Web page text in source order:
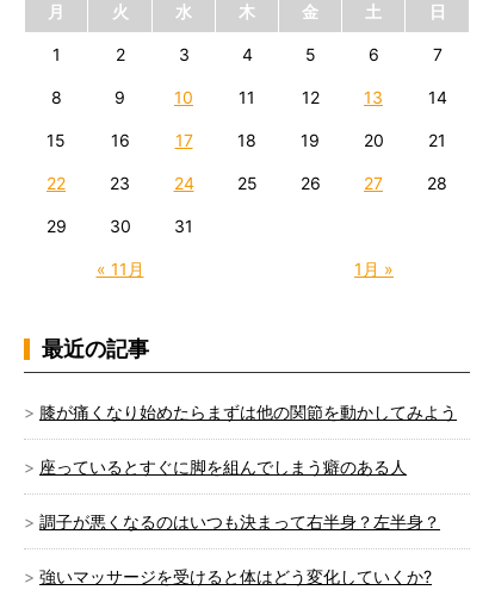
月
火 水 木 金 土 日
« 11月 1月 »
1 2 3 4 5 6 7
8 9 10 11 12 13 14
15 16 17 18 19 20 21
22 23 24 25 26 27 28
29 30 31
最近の記事
膝が痛くなり始めたらまずは他の関節を動かしてみよう
座っているとすぐに脚を組んでしまう癖のある人
調子が悪くなるのはいつも決まって右半身？左半身？
強いマッサージを受けると体はどう変化していくか?